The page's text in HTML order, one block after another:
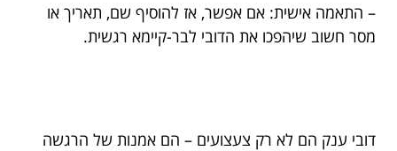
– התאמה אישית: אם אפשר, אז להוסיף שם, תאריך או
מסר חשוב שיהפכו את הדובי לבר-קיימא רגשית.
דובי ענק הם לא רק צעצועים – הם אמנות של הרגשה